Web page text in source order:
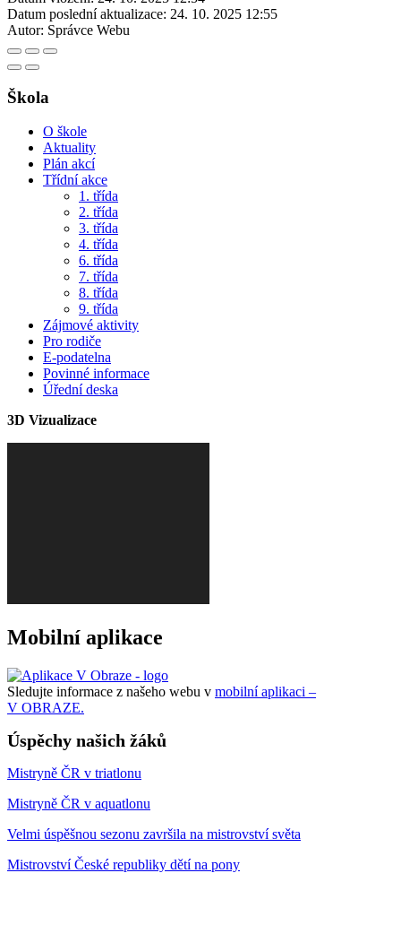
Datum poslední aktualizace: 24. 10. 2025 12:55
Autor: Správce Webu
Škola
O škole
Aktuality
Plán akcí
Třídní akce
1. třída
2. třída
3. třída
4. třída
6. třída
7. třída
8. třída
9. třída
Zájmové aktivity
Pro rodiče
E-podatelna
Povinné informace
Úřední deska
3D Vizualizace
Mobilní aplikace
Sledujte informace z našeho webu v mobilní aplikaci –
V OBRAZE.
Úspěchy našich žáků
Mistryně ČR v triatlonu
Mistryně ČR v aquatlonu
Velmi úspěšnou sezonu završila na mistrovství světa
Mistrovství České republiky dětí na pony